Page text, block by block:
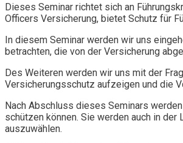
Dieses Seminar richtet sich an
Officers Versicherung, bietet Schutz für
In diesem Seminar werden wir uns
betrachten, die von der Versicherung
Des Weiteren werden wir uns mit der
Versicherungsschutz aufzeigen und die
Nach Abschluss dieses Seminars
schützen können. Sie werden auch in
auszuwählen.